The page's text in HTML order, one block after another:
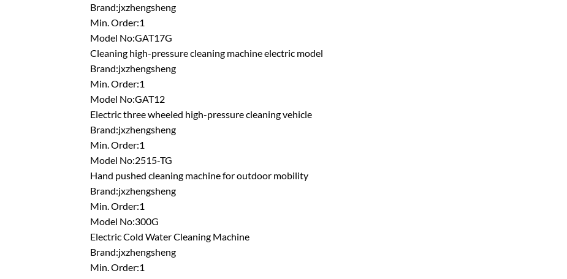
Brand:jxzhengsheng
Min. Order:1
Model No:GAT17G
Cleaning high-pressure cleaning machine electric model
Brand:jxzhengsheng
Min. Order:1
Model No:GAT12
Electric three wheeled high-pressure cleaning vehicle
Brand:jxzhengsheng
Min. Order:1
Model No:2515-TG
Hand pushed cleaning machine for outdoor mobility
Brand:jxzhengsheng
Min. Order:1
Model No:300G
Electric Cold Water Cleaning Machine
Brand:jxzhengsheng
Min. Order:1